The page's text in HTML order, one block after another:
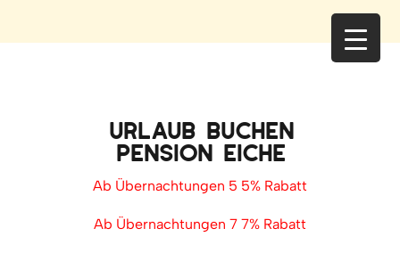
URLAUB BUCHEN
PENSION EICHE
Ab Übernachtungen 5 5% Rabatt
Ab Übernachtungen 7 7% Rabatt